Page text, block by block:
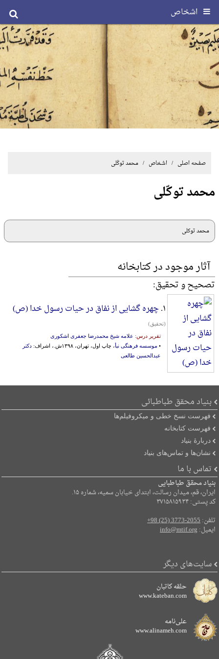
اشخاص
صفحه اصلی / اشخاص / محمد توکّلی
محمد توکّلی
محمد توکلی
آثار موجود در کتابخانه
تصحیح و تحقیق:
۱. چهره گشایی از نفاق در حیات رسول خدا (ص)
(تحقیق)
تقریر درس: علامه شیخ محمدرضا جعفری اشکوری
• موسسه فرهنگی نبأ، چاپ اول، تهران، ۱۳۹۸ش.، اشراف:
دکتر
عبدالحسین طالعی
بنیاد محقق طباطبائی
فهرست نسخ خطی و میکروفیلم‌ها
فهرست کتابخانه
دربارۀ بنیاد
نشان‌ها و تماس‌های بنیاد
تماس با ما
بنیاد محقق طباطبایی
ایران، قم، میدان رسالت، ابتدای خیابان سمیه، شماره ۱۵.
کد پستی: ۳۷۱۵۸۱۵۹۳۴
تلفن:+98 (25) 3773-2055
ایمیل:info@mtif.org
سایت‌های دیگر
حلقه کاتبان
www.kateban.com
علی‌نامه
www.alinameh.com